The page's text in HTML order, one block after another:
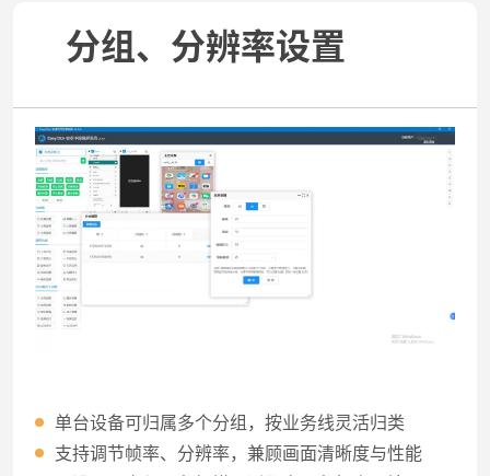
分组、分辨率设置
单台设备可归属多个分组，按业务线灵活归类
支持调节帧率、分辨率，兼顾画面清晰度与性能